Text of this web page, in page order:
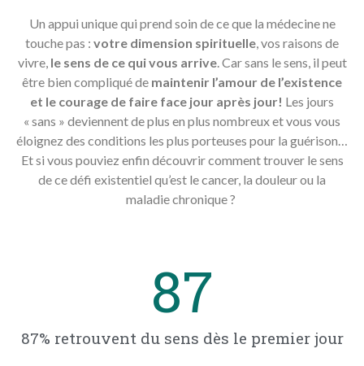
Un appui unique qui prend soin de ce que la médecine ne
touche pas : votre dimension spirituelle , vos raisons de
vivre, le sens de ce qui vous arrive. Car sans le sens, il peut
être bien compliqué de maintenir l’amour de l’existence
et le courage de faire face jour après jour! Les jours
« sans » deviennent de plus en plus nombreux et vous vous
éloignez des conditions les plus porteuses pour la guérison…
Et si vous pouviez enfin découvrir comment trouver le sens
de ce défi existentiel qu’est le cancer, la douleur ou la
maladie chronique ?
87% retrouvent du sens dès le premier jour
87